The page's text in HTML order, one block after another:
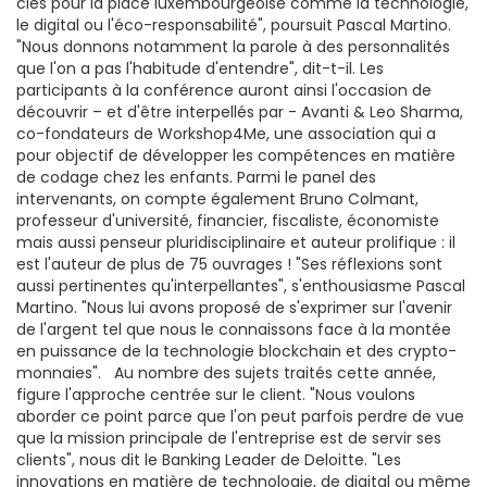
le digital ou l'éco-responsabilité", poursuit Pascal Martino.
"Nous donnons notamment la parole à des personnalités
que l'on a pas l'habitude d'entendre", dit-t-il. Les
participants à la conférence auront ainsi l'occasion de
découvrir – et d'être interpellés par - Avanti & Leo Sharma,
co-fondateurs de Workshop4Me, une association qui a
pour objectif de développer les compétences en matière
de codage chez les enfants. Parmi le panel des
intervenants, on compte également Bruno Colmant,
professeur d'université, financier, fiscaliste, économiste
mais aussi penseur pluridisciplinaire et auteur prolifique : il
est l'auteur de plus de 75 ouvrages ! "Ses réflexions sont
aussi pertinentes qu'interpellantes", s'enthousiasme Pascal
Martino. "Nous lui avons proposé de s'exprimer sur l'avenir
de l'argent tel que nous le connaissons face à la montée
en puissance de la technologie blockchain et des crypto-
monnaies". Au nombre des sujets traités cette année,
figure l'approche centrée sur le client. "Nous voulons
aborder ce point parce que l'on peut parfois perdre de vue
que la mission principale de l'entreprise est de servir ses
clients", nous dit le Banking Leader de Deloitte. "Les
innovations en matière de technologie, de digital ou même